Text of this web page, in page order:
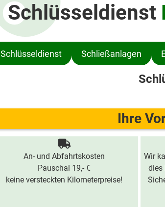
Schlüsseldienst
Schlüsseldienst Schließanlagen
Ihre
An- und Abfahrtskosten
Pauschal 19,- €
keine versteckten Kilometerpreise!
Wir
dies